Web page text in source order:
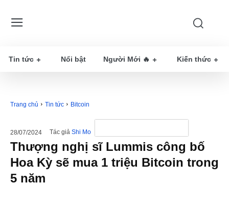
Tin tức Nổi bật Người Mới 🔥 Kiến thức
Trang chủ Tin tức Bitcoin
28/07/2024 Tác giả Shi Mo
Thượng nghị sĩ Lummis công bố
Hoa Kỳ sẽ mua 1 triệu Bitcoin trong
5 năm